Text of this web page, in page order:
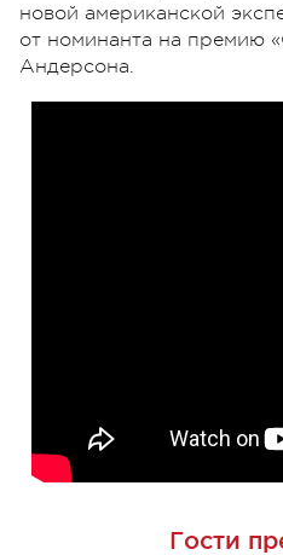
новой американской
от номинанта на премию
Андерсона.
Гости